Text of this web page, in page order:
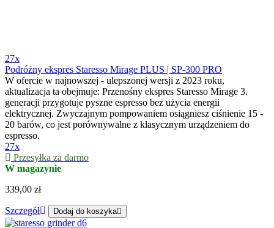
27x
Podróżny ekspres Staresso Mirage PLUS | SP-300 PRO
W ofercie w najnowszej - ulepszonej wersji z 2023 roku,
aktualizacja ta obejmuje: Przenośny ekspres Staresso Mirage 3.
generacji przygotuje pyszne espresso bez użycia energii
elektrycznej. Zwyczajnym pompowaniem osiągniesz ciśnienie 15 -
20 barów, co jest porównywalne z klasycznym urządzeniem do
espresso.
27x
Przesyłka za darmo
W magazynie
339,00 zł
Szczegół Dodaj do koszyka